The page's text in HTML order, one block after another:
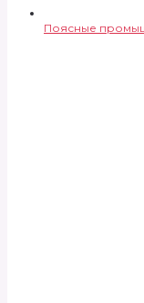
Поясные